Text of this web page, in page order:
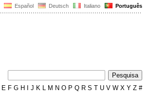
Español Deutsch Italiano Português
E F G H J K L M N O P Q R S T U V W X Y Z #